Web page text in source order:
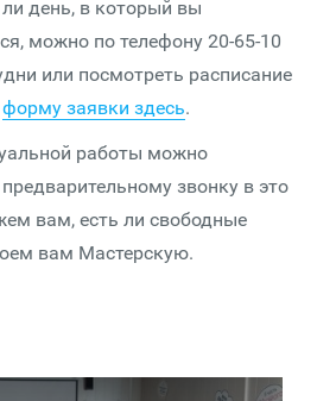
день, в который вы
можно по телефону 20-65-10
или посмотреть расписание
форму заявки здесь.
работы можно
звонку в это
вам, есть ли свободные
вам Мастерскую.